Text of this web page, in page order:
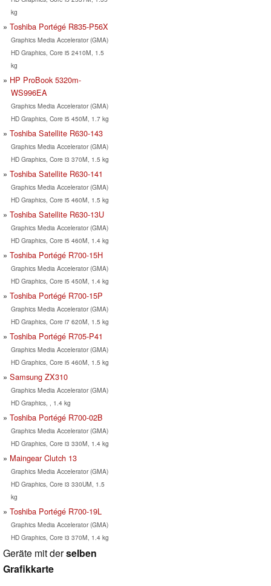
kg
Toshiba Portégé R835-P56X
Graphics Media Accelerator (GMA)
HD Graphics, Core i5 2410M, 1.5
kg
HP ProBook 5320m-
WS996EA
Graphics Media Accelerator (GMA)
HD Graphics, Core i5 450M, 1.7 kg
Toshiba Satellite R630-143
Graphics Media Accelerator (GMA)
HD Graphics, Core i3 370M, 1.5 kg
Toshiba Satellite R630-141
Graphics Media Accelerator (GMA)
HD Graphics, Core i5 460M, 1.5 kg
Toshiba Satellite R630-13U
Graphics Media Accelerator (GMA)
HD Graphics, Core i5 460M, 1.4 kg
Toshiba Portégé R700-15H
Graphics Media Accelerator (GMA)
HD Graphics, Core i5 450M, 1.4 kg
Toshiba Portégé R700-15P
Graphics Media Accelerator (GMA)
HD Graphics, Core i7 620M, 1.5 kg
Toshiba Portégé R705-P41
Graphics Media Accelerator (GMA)
HD Graphics, Core i5 460M, 1.5 kg
Samsung ZX310
Graphics Media Accelerator (GMA)
HD Graphics, , 1.4 kg
Toshiba Portégé R700-02B
Graphics Media Accelerator (GMA)
HD Graphics, Core i3 330M, 1.4 kg
Maingear Clutch 13
Graphics Media Accelerator (GMA)
HD Graphics, Core i3 330UM, 1.5
kg
Toshiba Portégé R700-19L
Graphics Media Accelerator (GMA)
HD Graphics, Core i3 370M, 1.4 kg
Geräte mit derselben
Grafikkarte